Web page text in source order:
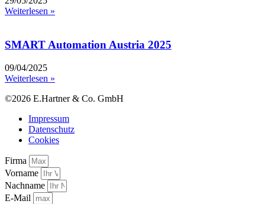
Weiterlesen »
SMART Automation Austria 2025
09/04/2025
Weiterlesen »
©2026 E.Hartner & Co. GmbH
Impressum
Datenschutz
Cookies
Firma
Vorname
Nachname
E-Mail